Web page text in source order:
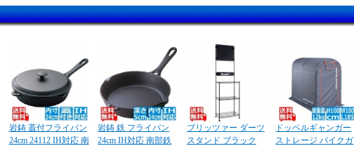
岩鋳 蓋付フライパン
24cm 24112 IH対応 南
岩鋳 鉄 フライパン
24cm IH対応 南部鉄
ブリッツァー ダーツ
スタンド ブラック
ドッペルギャンガー
ストレージ バイクガ